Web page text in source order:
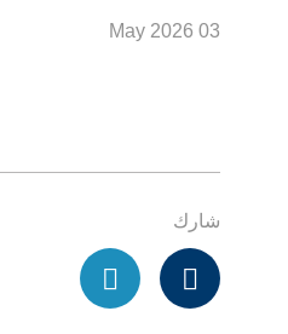
03 May 2026
شارك